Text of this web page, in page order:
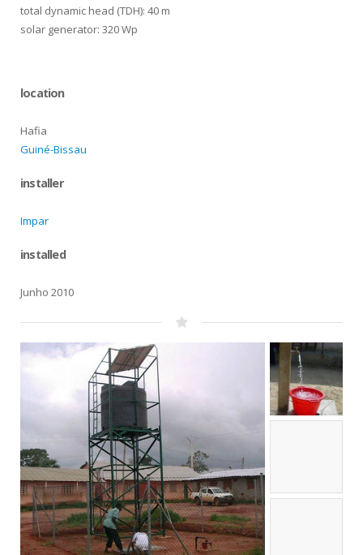
total dynamic head (TDH): 40 m
solar generator: 320 Wp
location
Hafia
Guiné-Bissau
installer
Impar
installed
Junho 2010